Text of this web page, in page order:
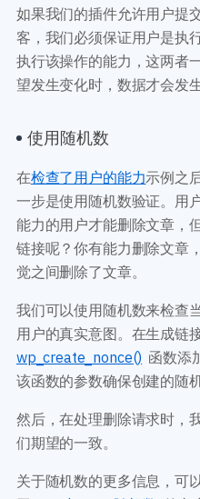
如果我们的插件允许用户提
客，我们必须保证用户是执
执行该操作的能力，这两者
望发生变化时，数据才会发生
使用随机数
在检查了用户的能力示例之
一步是使用随机数验证。用
能力的用户才能删除文章，
链接呢？你有能力删除文章
觉之间删除了文章。
我们可以使用随机数来检查
用户的真实意图。在生成链
wp_create_nonce() 函数添
该函数的参数确保创建的随
然后，在处理删除请求时，
们期望的一致。
关于随机数的更多信息，